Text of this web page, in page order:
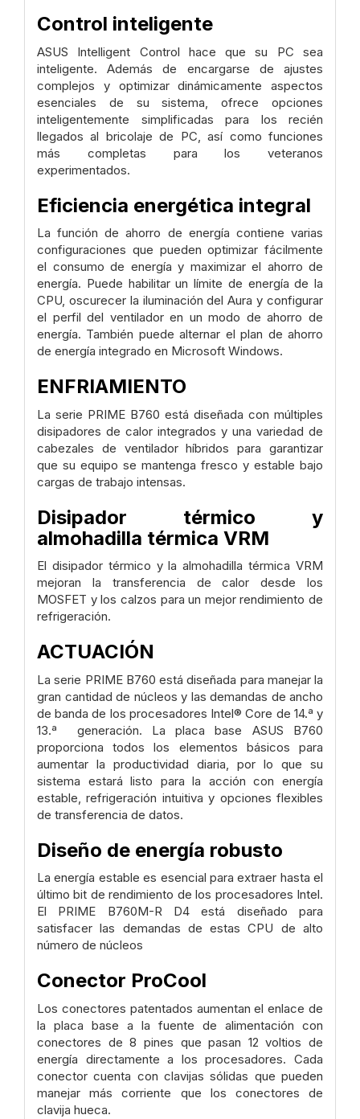
Control inteligente
ASUS Intelligent Control hace que su PC sea
inteligente. Además de encargarse de ajustes
complejos y optimizar dinámicamente aspectos
esenciales de su sistema, ofrece opciones
inteligentemente simplificadas para los recién
llegados al bricolaje de PC, así como funciones
más completas para los veteranos
experimentados.
Eficiencia energética integral
La función de ahorro de energía contiene varias
configuraciones que pueden optimizar fácilmente
el consumo de energía y maximizar el ahorro de
energía. Puede habilitar un límite de energía de la
CPU, oscurecer la iluminación del Aura y configurar
el perfil del ventilador en un modo de ahorro de
energía. También puede alternar el plan de ahorro
de energía integrado en Microsoft Windows.
ENFRIAMIENTO
La serie PRIME B760 está diseñada con múltiples
disipadores de calor integrados y una variedad de
cabezales de ventilador híbridos para garantizar
que su equipo se mantenga fresco y estable bajo
cargas de trabajo intensas.
Disipador térmico y
almohadilla térmica VRM
El disipador térmico y la almohadilla térmica VRM
mejoran la transferencia de calor desde los
MOSFET y los calzos para un mejor rendimiento de
refrigeración.
ACTUACIÓN
La serie PRIME B760 está diseñada para manejar la
gran cantidad de núcleos y las demandas de ancho
de banda de los procesadores Intel® Core de 14.ª y
13.ª generación. La placa base ASUS B760
proporciona todos los elementos básicos para
aumentar la productividad diaria, por lo que su
sistema estará listo para la acción con energía
estable, refrigeración intuitiva y opciones flexibles
de transferencia de datos.
Diseño de energía robusto
La energía estable es esencial para extraer hasta el
último bit de rendimiento de los procesadores Intel.
El PRIME B760M-R D4 está diseñado para
satisfacer las demandas de estas CPU de alto
número de núcleos
Conector ProCool
Los conectores patentados aumentan el enlace de
la placa base a la fuente de alimentación con
conectores de 8 pines que pasan 12 voltios de
energía directamente a los procesadores. Cada
conector cuenta con clavijas sólidas que pueden
manejar más corriente que los conectores de
clavija hueca.